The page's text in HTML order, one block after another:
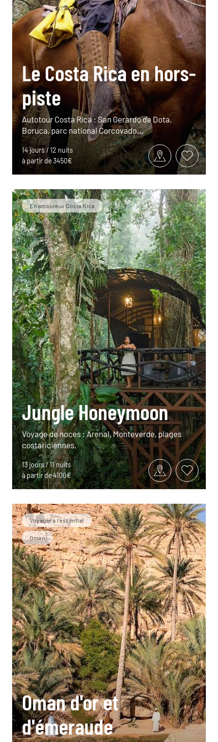
Le Costa Rica en hors-
piste
Autotour Costa Rica : San Gerardo de Dota,
Boruca, parc national Corcovado...
14 jours / 12 nuits
à partir de 3450€
En amoureux Costa Rica
Jungle Honeymoon
Voyage de noces : Arenal, Monteverde, plages
costariciennes.
13 jours / 11 nuits
à partir de 4100€
Voyager à l’essentiel
Oman
Oman d'or et
d'émeraude